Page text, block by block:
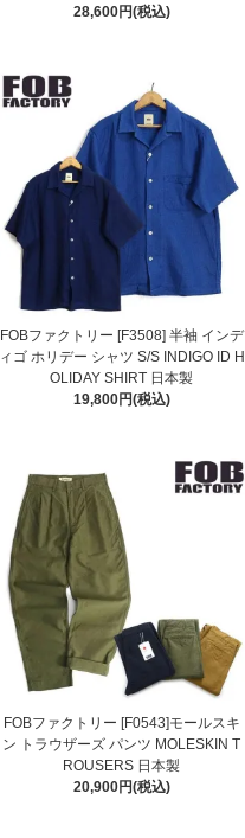
28,600円(税込)
FOBファクトリー [F3508] 半袖 インデ
ィゴ ホリデー シャツ S/S INDIGO ID H
OLIDAY SHIRT 日本製
19,800円(税込)
FOBファクトリー [F0543]モールスキ
ン トラウザーズ パンツ MOLESKIN T
ROUSERS 日本製
20,900円(税込)